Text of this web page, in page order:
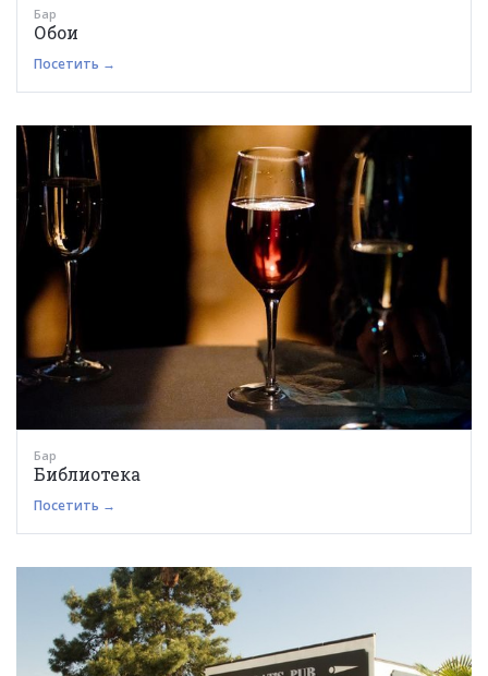
Бар
Обои
Посетить →
Бар
Библиотека
Посетить →